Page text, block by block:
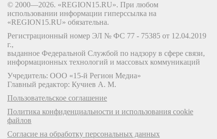
© 2000—2026. «REGION15.RU». При любом
использовании информации гиперссылка на
«REGION15.RU» обязательна.
Регистрационный номер ЭЛ № ФС 77 - 75385 от 12.04.2019
г.,
выданное Федеральной Службой по надзору в сфере связи,
информационных технологий и массовых коммуникаций
Учредитель: ООО «15-й Регион Медиа»
Главный редактор: Кучиев А. М.
Пользовательское соглашение
Политика конфиденциальности и использования cookie
файлов
Согласие на обработку персональных данных